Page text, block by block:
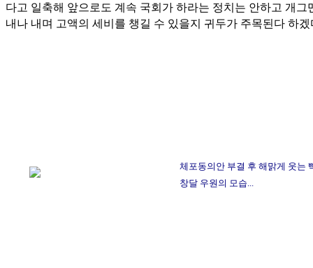
다고 일축해 앞으로도 계속 국회가 하라는 정치는 안하고 개그
내나 내며 고액의 세비를 챙길 수 있을지 귀두가 주목된다 하
체포동의안 부결 후 해맑게 웃는
창달 우원의 모습...